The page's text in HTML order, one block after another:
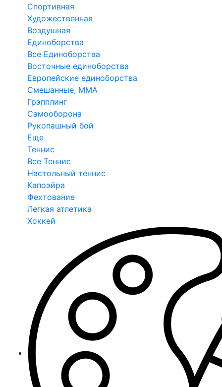
Спортивная
Художественная
Воздушная
Единоборства
Все Единоборства
Восточные единоборства
Европейские единоборства
Смешанные, ММА
Грэпплинг
Самооборона
Рукопашный бой
Еще
Теннис
Все Теннис
Настольный теннис
Капоэйра
Фехтование
Легкая атлетика
Хоккей